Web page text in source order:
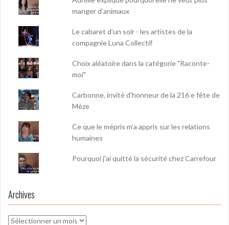
manger d’animaux
Le cabaret d'un soir - les artistes de la
compagnie Luna Collectif
Choix aléatoire dans la catégorie "Raconte-
moi"
Carbonne, invité d'honneur de la 216 e fête de
Mèze
Ce que le mépris m’a appris sur les relations
humaines
Pourquoi j'ai quitté la sécurité chez Carrefour
Archives
Archives